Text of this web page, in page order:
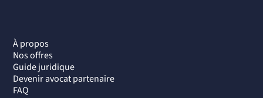
À propos
Nos offres
Guide juridique
Devenir avocat partenaire
FAQ